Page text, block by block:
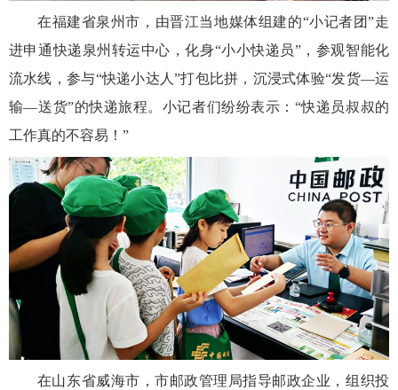
在福建省泉州市，由晋江当地媒体组建的“小记者团”走
进申通快递泉州转运中心，化身“小小快递员”，参观智能化
流水线，参与“快递小达人”打包比拼，沉浸式体验“发货—运
输—送货”的快递旅程。小记者们纷纷表示：“快递员叔叔的
工作真的不容易！”
在山东省威海市，市邮政管理局指导邮政企业，组织投